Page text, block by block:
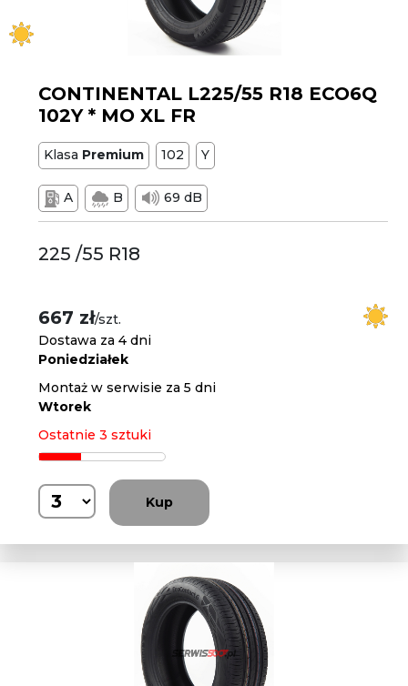
CONTINENTAL L225/55 R18 ECO6Q
102Y * MO XL FR
Klasa Premium 102 Y
A B 69 dB
225 /55 R18
667 zł/szt.
Dostawa za 4 dni
Poniedziałek
Montaż w serwisie za 5 dni
Wtorek
Ostatnie 3 sztuki
Kup